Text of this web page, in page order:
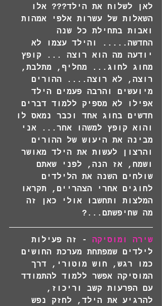
לאן לשלוח את הילד??? אלו
השאלות של עשרות אלפי אמהות
ואבות בתחילת כל שנה
החדשה..... והילד עצמו לא
יודעה מה הוא רוצה ... קופץ
מחוג לחוג... מחליף, מתלבת,
רוצה, לא רוצה.... ההורים
מיועשים והרבה פעמים הילד
אפילו לא מספיק ללמוד דברים
חדשים בחוג אחד וכבר נמאס לו
והוא קופץ למשהו אחר... אני
מבינה את היעוש של ההורים
והרצון לעשות את הילד מאושר
ושמח, אז הנה, לפני שאתם
שולחים השנה את הלילדים
לחוגים אחרי הצהריים, תקראו
המלצות ותחשבו אולי כאן זה
מה שחיפשתם...?
שירה ומוסיקה
- זה פעילות
לילדים שמפתחת מערכת החושים
כמו רגש, חוש מוטורי, דרך
המוסיקה אפשר ללמוד להתמודד
עם הפרעות קשב וריכוז,
להרגיע את הילד, לחזק נפש